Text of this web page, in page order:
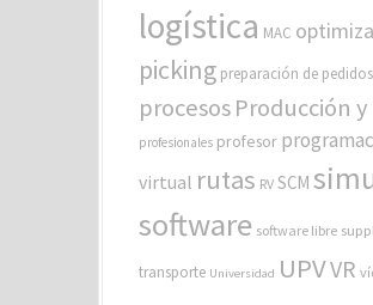
logística MAC
picking preparación de pedidos
procesosProducción
profesionales profesor
virtual rutas RV SCM
software software libre
transporte Universidad UPVVR